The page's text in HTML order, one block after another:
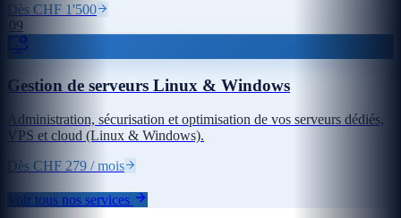
Dès CHF 1'500
09
Gestion de serveurs Linux & Windows
Administration, sécurisation et optimisation de vos serveurs dédiés,
VPS et cloud (Linux & Windows).
Dès CHF 279 / mois
Voir tous nos services